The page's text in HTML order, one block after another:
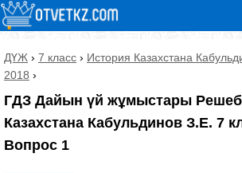
ДҮЖ › 7 класс › История Казахстана
2018 ›
ГДЗ Дайын үй жұмыстары
Казахстана Кабульдинов З.Е. 7
Вопрос 1